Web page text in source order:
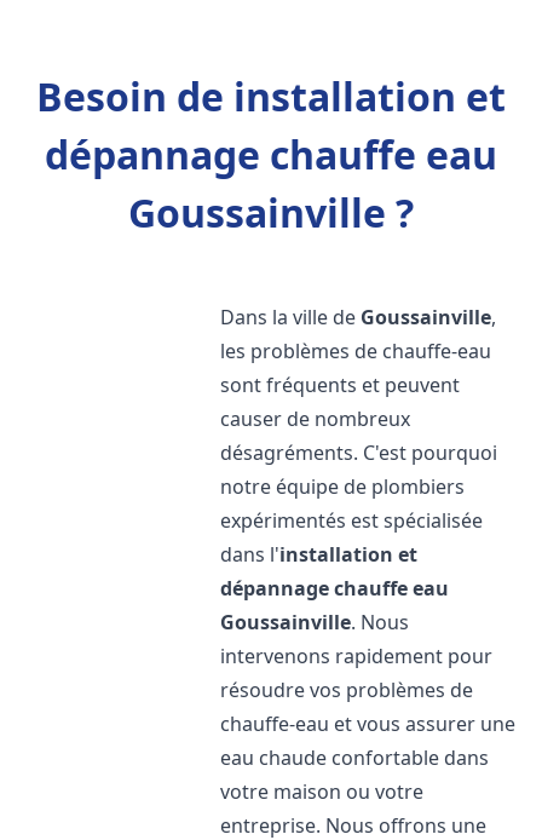
Besoin de installation et
dépannage chauffe eau
Goussainville ?
Dans la ville de Goussainville,
les problèmes de chauffe-eau
sont fréquents et peuvent
causer de nombreux
désagréments. C'est pourquoi
notre équipe de plombiers
expérimentés est spécialisée
dans l'installation et
dépannage chauffe eau
Goussainville. Nous
intervenons rapidement pour
résoudre vos problèmes de
chauffe-eau et vous assurer une
eau chaude confortable dans
votre maison ou votre
entreprise. Nous offrons une